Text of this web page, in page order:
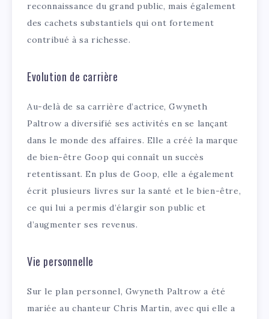
reconnaissance du grand public, mais également
des cachets substantiels qui ont fortement
contribué à sa richesse.
Evolution de carrière
Au-delà de sa carrière d’actrice, Gwyneth
Paltrow a diversifié ses activités en se lançant
dans le monde des affaires. Elle a créé la marque
de bien-être Goop qui connaît un succès
retentissant. En plus de Goop, elle a également
écrit plusieurs livres sur la santé et le bien-être,
ce qui lui a permis d’élargir son public et
d’augmenter ses revenus.
Vie personnelle
Sur le plan personnel, Gwyneth Paltrow a été
mariée au chanteur Chris Martin, avec qui elle a